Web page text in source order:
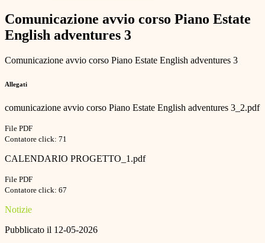
Comunicazione avvio corso Piano Estate
English adventures 3
Comunicazione avvio corso Piano Estate English adventures 3
Allegati
comunicazione avvio corso Piano Estate English adventures 3_2.pdf
File PDF
Contatore click: 71
CALENDARIO PROGETTO_1.pdf
File PDF
Contatore click: 67
Notizie
Pubblicato il 12-05-2026